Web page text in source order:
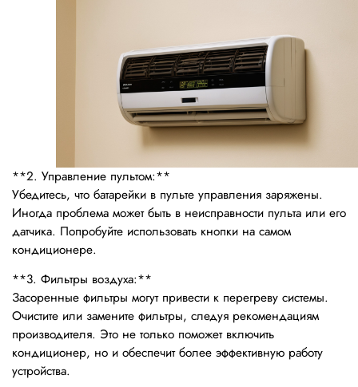
**2. Управление пультом:**
Убедитесь, что батарейки в пульте управления заряжены.
Иногда проблема может быть в неисправности пульта или его
датчика. Попробуйте использовать кнопки на самом
кондиционере.
**3. Фильтры воздуха:**
Засоренные фильтры могут привести к перегреву системы.
Очистите или замените фильтры, следуя рекомендациям
производителя. Это не только поможет включить
кондиционер, но и обеспечит более эффективную работу
устройства.